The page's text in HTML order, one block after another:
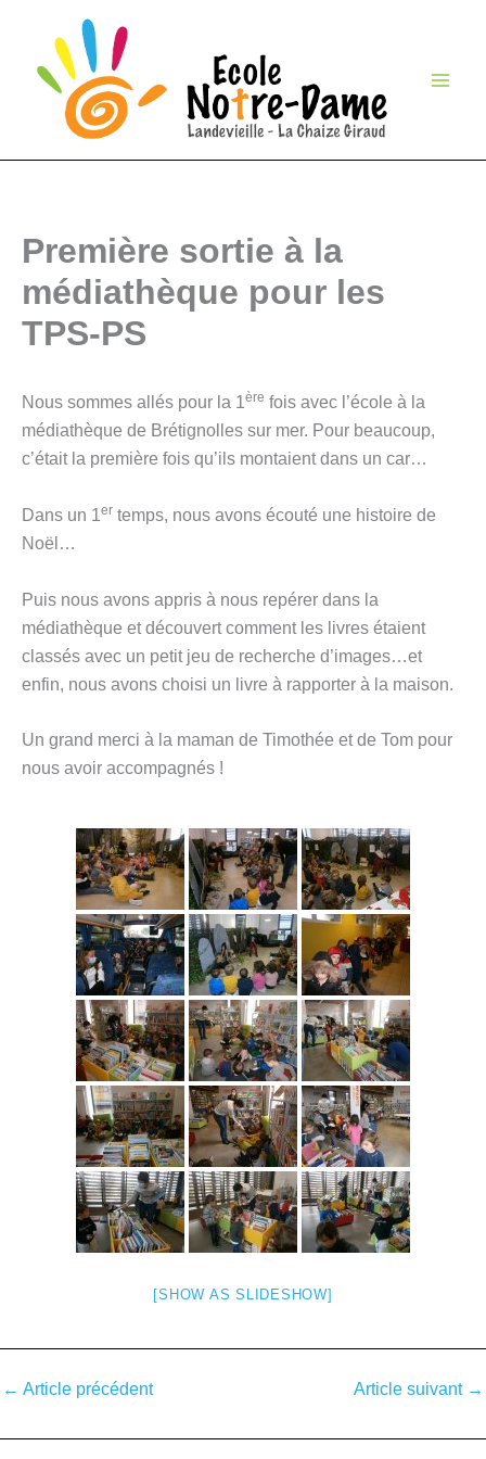
contenu
Première sortie à la
médiathèque pour les
TPS-PS
Nous sommes allés pour la 1ère fois avec l’école à la
médiathèque de Brétignolles sur mer. Pour beaucoup,
c’était la première fois qu’ils montaient dans un car…
Dans un 1er temps, nous avons écouté une histoire de
Noël…
Puis nous avons appris à nous repérer dans la
médiathèque et découvert comment les livres étaient
classés avec un petit jeu de recherche d’images…et
enfin, nous avons choisi un livre à rapporter à la maison.
Un grand merci à la maman de Timothée et de Tom pour
nous avoir accompagnés !
[SHOW AS SLIDESHOW]
← Article précédent Article suivant →